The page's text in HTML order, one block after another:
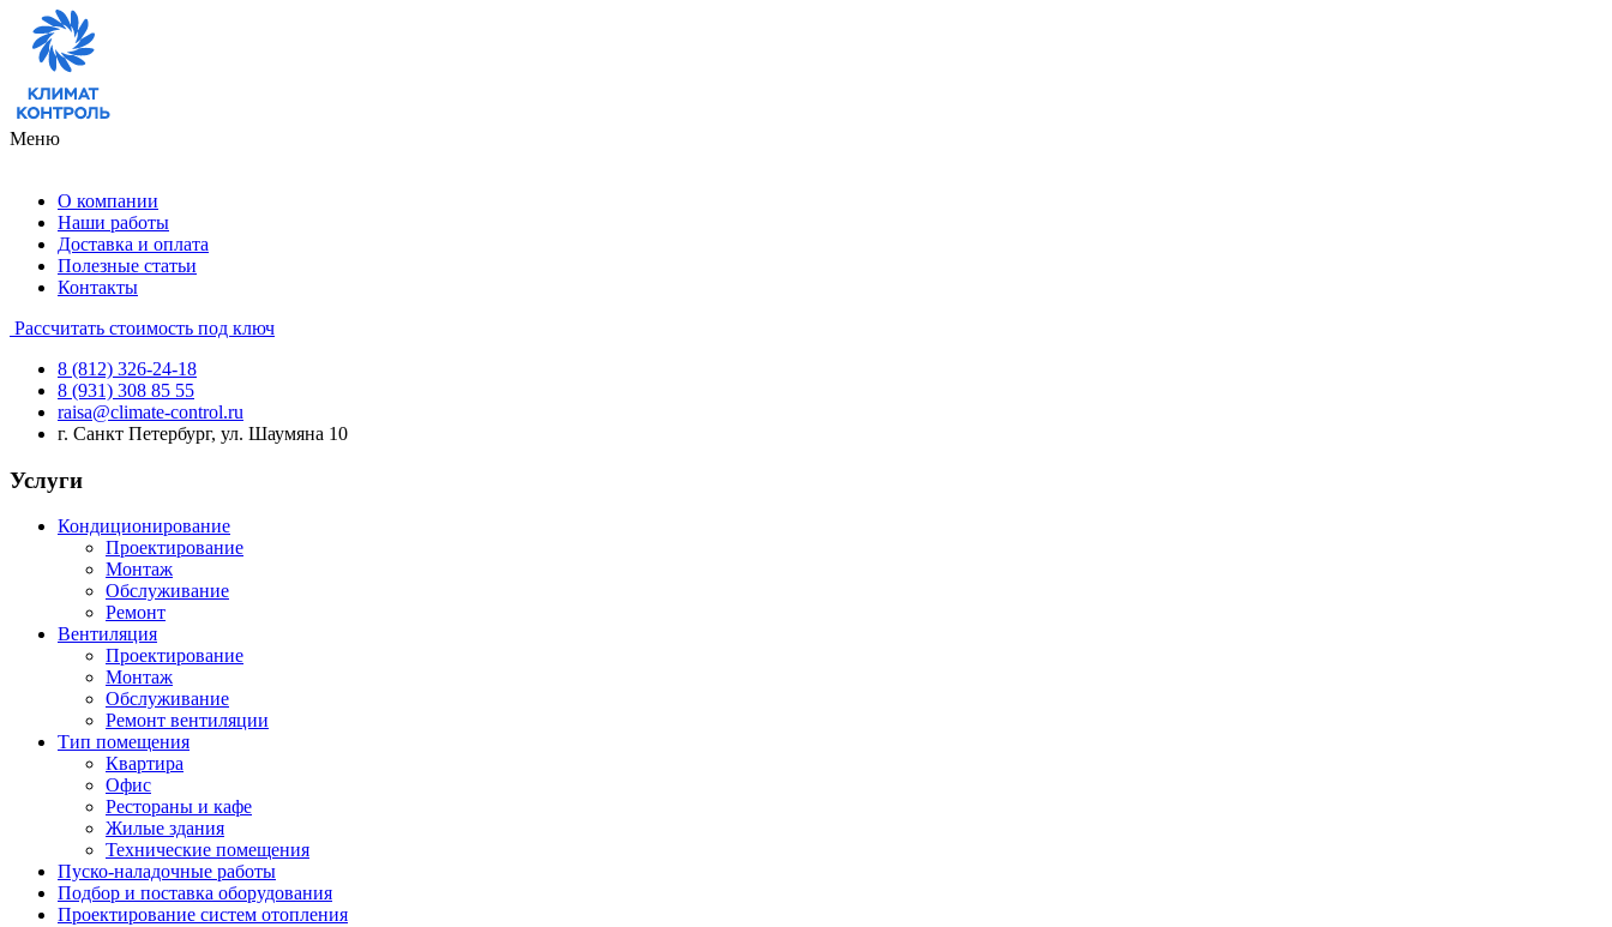
Меню
О компании
Наши работы
Доставка и оплата
Полезные статьи
Контакты
Рассчитать стоимость под ключ
8 (812) 326-24-18
8 (931) 308 85 55
raisa@climate-control.ru
г. Санкт Петербург, ул. Шаумяна 10
Услуги
Кондиционирование
Проектирование
Монтаж
Обслуживание
Ремонт
Вентиляция
Проектирование
Монтаж
Обслуживание
Ремонт вентиляции
Тип помещения
Квартира
Офис
Рестораны и кафе
Жилые здания
Технические помещения
Пуско-наладочные работы
Подбор и поставка оборудования
Проектирование систем отопления